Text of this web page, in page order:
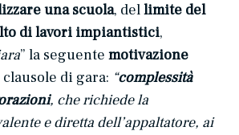
unascuola, dellimite del
di lavori impiantistici,
” la seguentemotivazione
di gara: “complessità
, che richiede la
e diretta dell’appaltatore, ai